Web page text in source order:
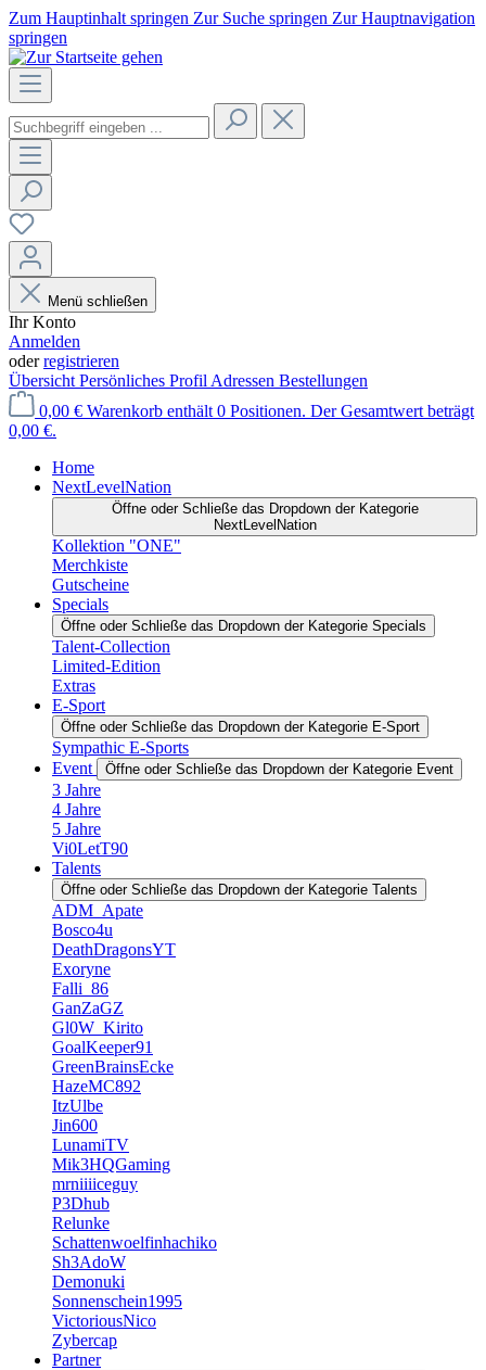
Zum Hauptinhalt springen Zur Suche springen Zur Hauptnavigation
springen
Menü schließen
Ihr Konto
Anmelden
oderregistrieren
Übersicht Persönliches Profil Adressen Bestellungen
0,00 € Warenkorb enthält 0 Positionen. Der Gesamtwert beträgt
0,00 €.
Home
NextLevelNation
Öffne oder Schließe das Dropdown der Kategorie
NextLevelNation
Kollektion "ONE"
Merchkiste
Gutscheine
Specials
Öffne oder Schließe das Dropdown der Kategorie Specials
Talent-Collection
Limited-Edition
Extras
E-Sport
Öffne oder Schließe das Dropdown der Kategorie E-Sport
Sympathic E-Sports
Event
Öffne oder Schließe das Dropdown der Kategorie Event
3 Jahre
4 Jahre
5 Jahre
Vi0LetT90
Talents
Öffne oder Schließe das Dropdown der Kategorie Talents
ADM_Apate
Bosco4u
DeathDragonsYT
Exoryne
Falli_86
GanZaGZ
Gl0W_Kirito
GoalKeeper91
GreenBrainsEcke
HazeMC892
ItzUlbe
Jin600
LunamiTV
Mik3HQGaming
mrniiiiceguy
P3Dhub
Relunke
Schattenwoelfinhachiko
Sh3AdoW
Demonuki
Sonnenschein1995
VictoriousNico
Zybercap
Partner